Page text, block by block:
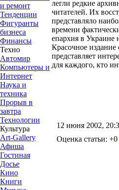
и ремонт
Тенденции
Фигуранты
бизнеса
Финансы
Техно
Автомир
Компьютеры и
Интернет
Наука и
техника
Прорыв в
завтра
Технологии
Культура
Art-Gallery
Афиша
Гостиная
Досье
Кино
Книги
легли редкие
читателей. Их
представляло
времени
епархия в Украине
Красочное
представляет
для каждого, кто
12 июня 2002,
Оценка статьи: +0